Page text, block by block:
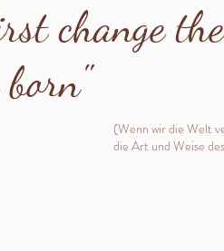
change the
born"
(Wenn wir die Welt
die Art und Weise